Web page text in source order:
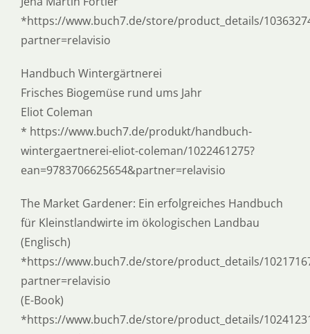
*https://www.buch7.de/store/product_details/
partner=relavisio
Handbuch Wintergärtnerei
Frisches Biogemüse rund ums Jahr
Eliot Coleman
* https://www.buch7.de/produkt/handbuch-
wintergaertnerei-eliot-coleman/1022461275?
ean=9783706625654&partner=relavisio
The Market Gardener: Ein erfolgreiches Handbuch
für Kleinstlandwirte im ökologischen Landbau
(Englisch)
*https://www.buch7.de/store/product_details/
partner=relavisio
(E-Book)
*https://www.buch7.de/store/product_details/